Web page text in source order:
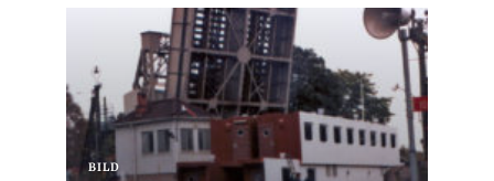
BILD